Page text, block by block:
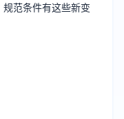
范条件有这些新变